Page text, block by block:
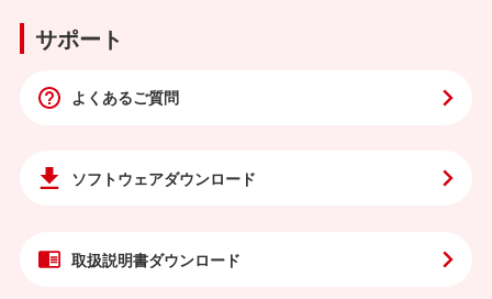
サポート
よくあるご質問
ソフトウェアダウンロード
取扱説明書ダウンロード